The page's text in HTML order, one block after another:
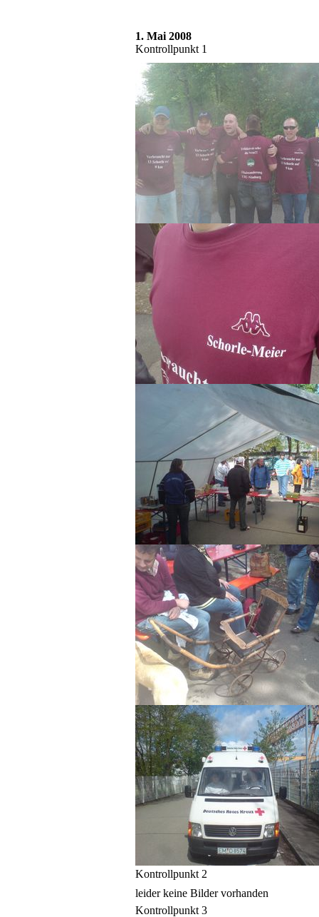
1. Mai 2008
Kontrollpunkt 1
Kontrollpunkt 2
leider keine Bilder vorhanden
Kontrollpunkt 3